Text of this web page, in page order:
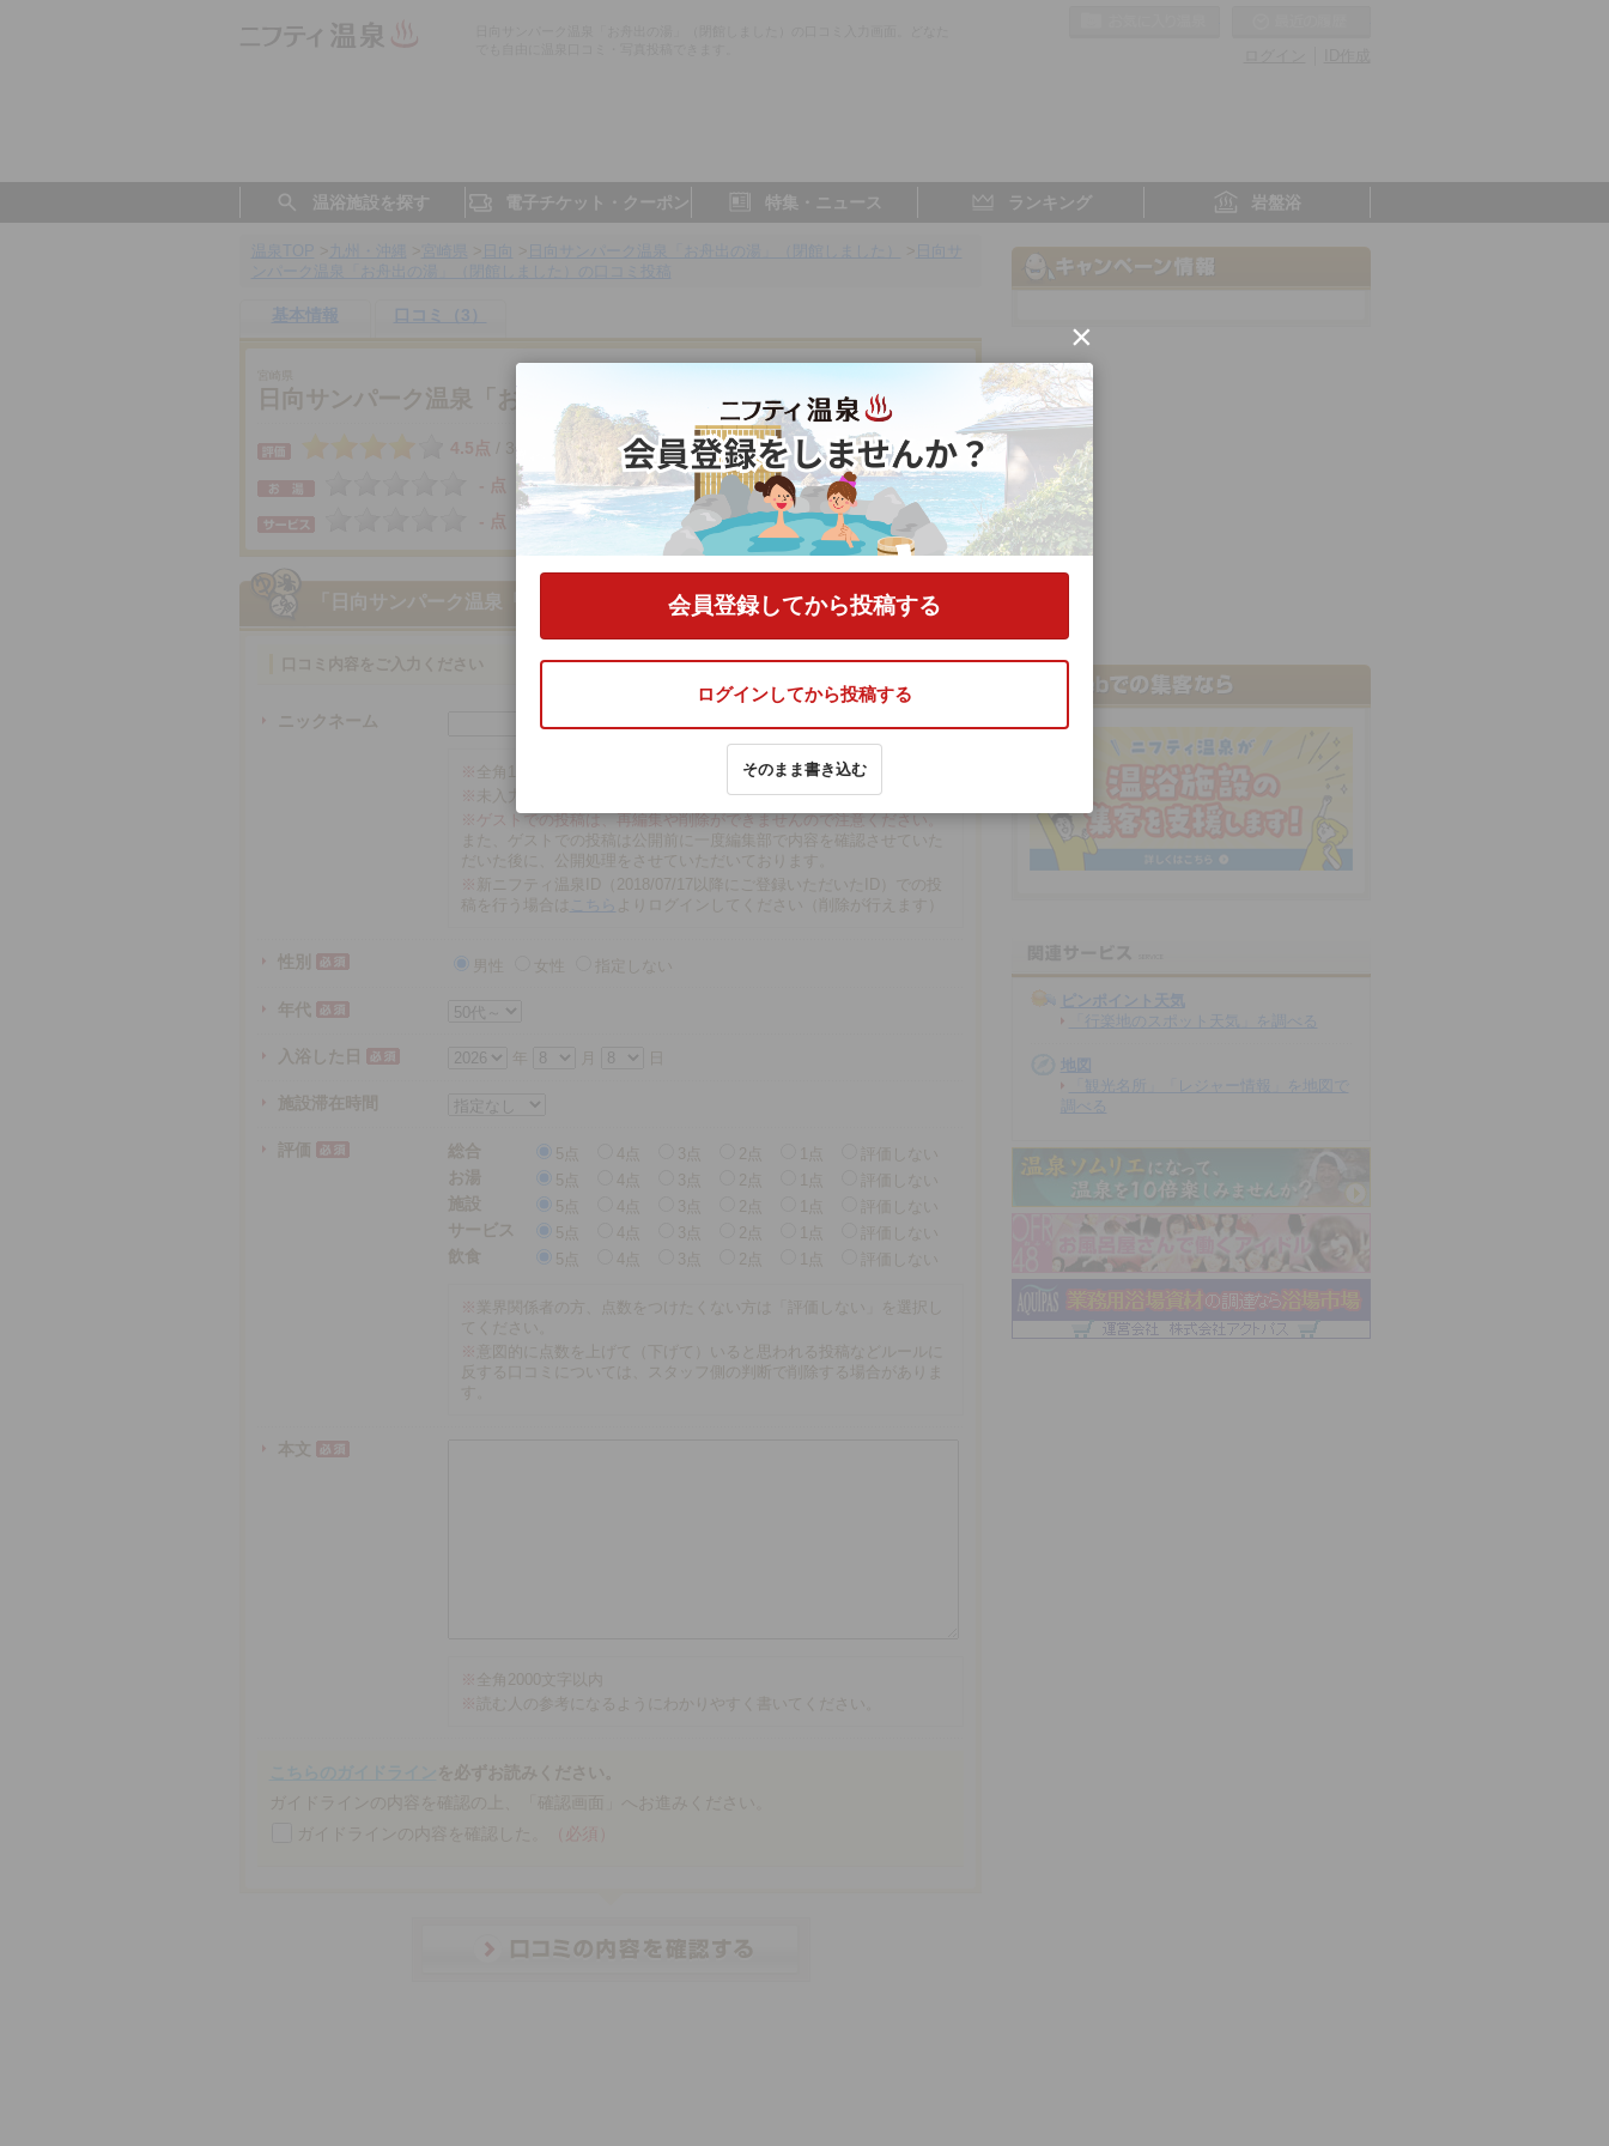
温浴施設を探す 電子チケット・クーポン 特集・ニュース ランキング 岩盤浴
基本情報 口コミ（3）
日向サンパーク温泉「お舟出の湯」（閉館しました）
4.5点 / 3件 宮崎県／日向
- 点
- 点
- 点
- 点
「日向サンパーク温泉「お舟出の湯」（閉館しました）」の口コミをする
ニックネーム
※ 全角16文字以内
※ 未入力の場合、匿名で投稿されます。
※ゲストでの投稿は、再編集や削除ができませんので注意ください。
また、ゲストでの投稿は公開前に一度編集部で内容を確認させていた
だいた後に、公開処理をさせていただいております。
※ 新ニフティ温泉ID（2018/07/17以降にご登録いただいたID）での投
稿を行う場合は
こちら よりログインしてください（削除が行えます）
性別 男性 女性 指定しない
年代
入浴した日 年
施設滞在時間
評価 総合 5点 3点 2点 1点
評価しない
お湯
5点 3点 2点 1点
評価しない
施設
5点 3点 2点 1点
評価しない
サービス
5点 3点 2点 1点
評価しない
飲食
5点 3点 2点 1点 評価しない
※ 業界関係者の方、点数をつけたくない方は「評価しない」を選択し
てください。
※ 意図的に点数を上げて（下げて）いると思われる投稿などルールに
反する口コミについては、スタッフ側の判断で削除する場合がありま
本文
※ 全角2000文字以内
※ 読む人の参考になるようにわかりやすく書いてください。
（必須）
ピンポイント天気
「行楽地のスポット天気」を調べる
地図
「観光名所」「レジャー情報」を地図で
調べる
×
会員登録してから投稿する
ログインしてから投稿する
そのまま書き込む